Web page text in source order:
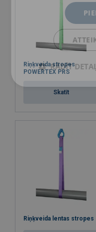
Riņķveida stropes
POWERTEX PRS
Skatīt
Riņķveida lentas stropes
RĀDĪT